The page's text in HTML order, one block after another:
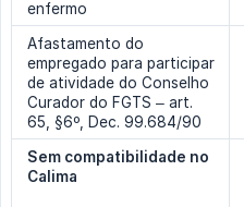
enfermo
Afastamento do
empregado para participar
de atividade do Conselho
Curador do FGTS – art.
65, §6º, Dec. 99.684/90
Sem compatibilidade no
Calima